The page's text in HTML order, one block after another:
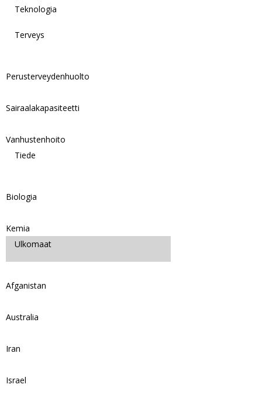
Teknologia
Terveys
Perusterveydenhuolto
Sairaalakapasiteetti
Vanhustenhoito
Tiede
Biologia
Kemia
Ulkomaat
Afganistan
Australia
Iran
Israel